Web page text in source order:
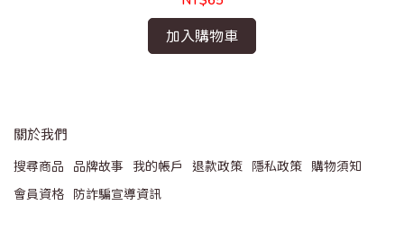
加入購物車
關於我們
搜尋商品 品牌故事 我的帳戶 退款政策 隱私政策
購物須知
會員資格
防詐騙宣導資訊